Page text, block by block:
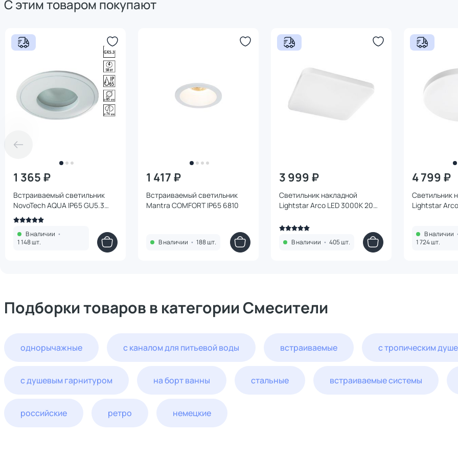
С этим товаром покупают
1 365 ₽
Встраиваемый светильник
NovoTech AQUA IP65 GU5.3
50W 369305 SPOT
В наличии •
1 148 шт.
1 417 ₽
Встраиваемый светильник
Mantra COMFORT IP65 6810
В наличии • 188 шт.
3 999 ₽
Светильник накладной
Lightstar Arco LED 3000K 20W
В наличии • 405 шт.
4 799 ₽
Светильник
Lightstar
В наличии •
1 724 шт.
Подборки товаров в категории Смесители
однорычажные с каналом для питьевой воды встраиваемые с тропическим
с душевым гарнитуром на борт ванны стальные встраиваемые системы
российские ретро немецкие